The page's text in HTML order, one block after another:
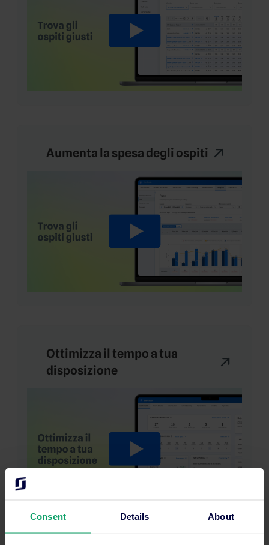
Consent Details About
Aumenta la spesa degli ospiti
Ottimizza il tempo a tua
disposizione